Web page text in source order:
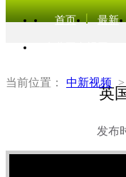
首页 最新
当前位置： 中新视频 >
英
发布